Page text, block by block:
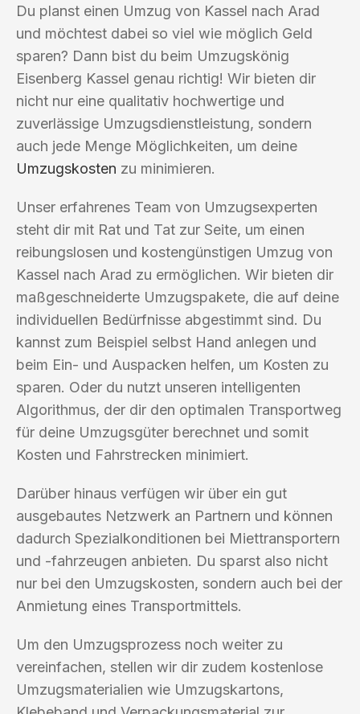
Du planst einen Umzug von Kassel nach Arad
und möchtest dabei so viel wie möglich Geld
sparen? Dann bist du beim Umzugskönig
Eisenberg Kassel genau richtig! Wir bieten dir
nicht nur eine qualitativ hochwertige und
zuverlässige Umzugsdienstleistung, sondern
auch jede Menge Möglichkeiten, um deine
Umzugskosten zu minimieren.
Unser erfahrenes Team von Umzugsexperten
steht dir mit Rat und Tat zur Seite, um einen
reibungslosen und kostengünstigen Umzug von
Kassel nach Arad zu ermöglichen. Wir bieten dir
maßgeschneiderte Umzugspakete, die auf deine
individuellen Bedürfnisse abgestimmt sind. Du
kannst zum Beispiel selbst Hand anlegen und
beim Ein- und Auspacken helfen, um Kosten zu
sparen. Oder du nutzt unseren intelligenten
Algorithmus, der dir den optimalen Transportweg
für deine Umzugsgüter berechnet und somit
Kosten und Fahrstrecken minimiert.
Darüber hinaus verfügen wir über ein gut
ausgebautes Netzwerk an Partnern und können
dadurch Spezialkonditionen bei Miettransportern
und -fahrzeugen anbieten. Du sparst also nicht
nur bei den Umzugskosten, sondern auch bei der
Anmietung eines Transportmittels.
Um den Umzugsprozess noch weiter zu
vereinfachen, stellen wir dir zudem kostenlose
Umzugsmaterialien wie Umzugskartons,